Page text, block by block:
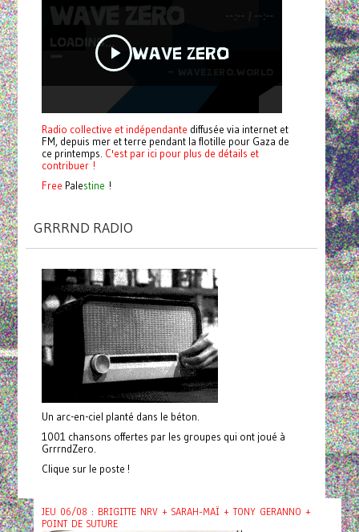
Radio collective et indépendante diffusée via internet et
FM, depuis mer et terre pendant la flotille pour Gaza de
ce printemps. C'est par ici pour plus de détails et
contribuer !
Free Palestine !
GRRRND RADIO
Un arc-en-ciel planté dans le béton.
1001 chansons offertes par les groupes qui ont joué à
GrrrndZero.
Clique sur le poste !
JEU 06/08 : BRIGITTE NRV + SARAH-MAÏ + TONY GERANNO +
POINT DE SUTURE